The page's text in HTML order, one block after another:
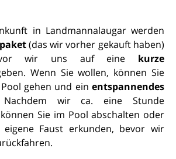
in Landmannalaugar werden
(das wir vorher gekauft haben)
wir uns auf eine
kurze
Wenn Sie wollen, können Sie
gehen und ein entspannendes
Nachdem wir ca. eine Stunde
Sie im Pool abschalten oder
Faust erkunden, bevor wir